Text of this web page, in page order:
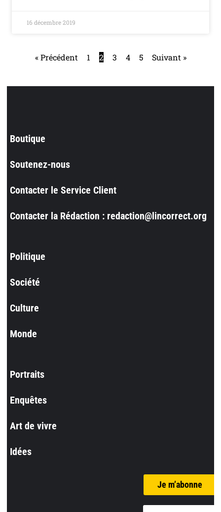
16 décembre 2019
« Précédent 1 2 3 4 5 Suivant »
Boutique
Soutenez-nous
Contacter le Service Client
Contacter la Rédaction : redaction@lincorrect.org
Politique
Société
Culture
Monde
Portraits
Enquêtes
Art de vivre
Idées
Je m’abonne